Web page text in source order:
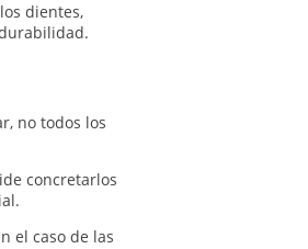
dientes,
no todos los
concretarlos
el caso de las